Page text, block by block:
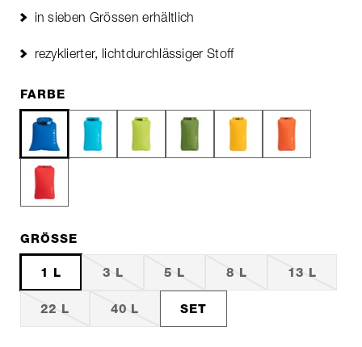
in sieben Grössen erhältlich
rezyklierter, lichtdurchlässiger Stoff
FARBE
GRÖSSE
1 L 3 L 5 L 8 L 13 L
22 L 40 L SET